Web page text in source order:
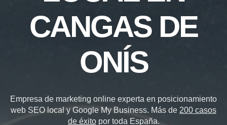
CANGAS DE
ONÍS
Empresa de marketing online experta en posicionamiento
web SEO local y Google My Business. Más de 200 casos
de éxitopor toda España.